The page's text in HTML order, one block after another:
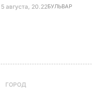
5 августа, 20.22БУЛЬВАР
ГОРОД